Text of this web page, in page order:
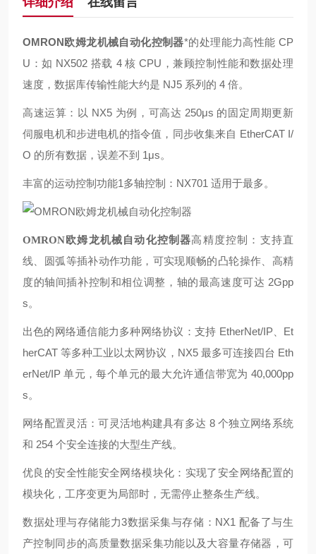
OMRON欧姆龙机械自动化控制器*的处理能力高性能 CP
U：如 NX502 搭载 4 核 CPU，兼顾控制性能和数据处理
速度，数据库传输性能大约是 NJ5 系列的 4 倍。
高速运算：以 NX5 为例，可高达 250μs 的固定周期更新
伺服电机和步进电机的指令值，同步收集来自 EtherCAT I/
O 的所有数据，误差不到 1μs。
丰富的运动控制功能1多轴控制：NX701 适用于最多。
OMRON欧姆龙机械自动化控制器高精度控制：支持直
线、圆弧等插补动作功能，可实现顺畅的凸轮操作、高精
度的轴间插补控制和相位调整，轴的最高速度可达 2Gpp
s。
出色的网络通信能力多种网络协议：支持 EtherNet/IP、Et
herCAT 等多种工业以太网协议，NX5 最多可连接四台 Eth
erNet/IP 单元，每个单元的最大允许通信带宽为 40,000pp
s。
网络配置灵活：可灵活地构建具有多达 8 个独立网络系统
和 254 个安全连接的大型生产线。
优良的安全性能安全网络模块化：实现了安全网络配置的
模块化，工序变更为局部时，无需停止整条生产线。
数据处理与存储能力3数据采集与存储：NX1 配备了与生
产控制同步的高质量数据采集功能以及大容量存储器，可